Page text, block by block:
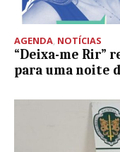
AGENDA, NOTÍCIAS
“Deixa-me Rir”
para uma noite